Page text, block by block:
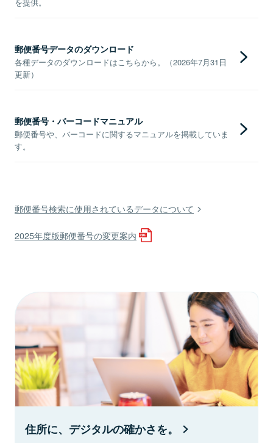
を提供。
郵便番号データのダウンロード
各種データのダウンロードはこちらから。（2026年7月31日
更新）
郵便番号・バーコードマニュアル
郵便番号や、バーコードに関するマニュアルを掲載していま
す。
郵便番号検索に使用されているデータについて
2025年度版郵便番号の変更案内
住所に、デジタルの確かさを。